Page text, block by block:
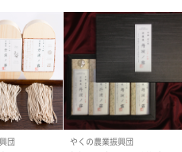
前はそばの産地として有名で
一時衰退しました。「夜久野
と協力し上質なそばを生産し
に製麺することで「挽きた
。